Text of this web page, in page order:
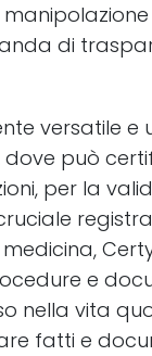
di
versatile e
dove può
per la
e
nella vita
fatti e